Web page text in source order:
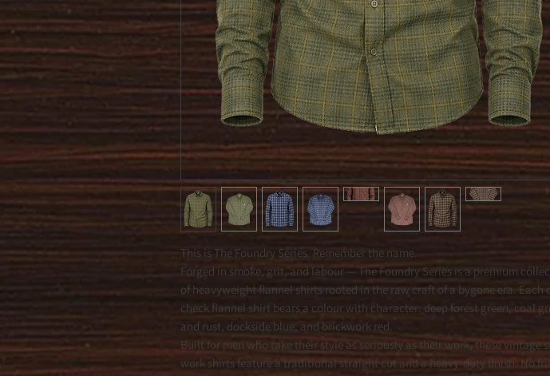
This is The Foundry Series. Remember the name.
Forged in smoke, grit, and labour — The Foundry Series is a premium
of heavyweight flannel shirts rooted in the raw craft of a bygone era. Each
check flannel shirt bears a colour with character: deep forest green, coal
and rust, dockside blue, and brickwork red.
Built for men who take their style as seriously as their work, these vintage
work shirts feature a traditional straight cut and a heavy-duty finish. No